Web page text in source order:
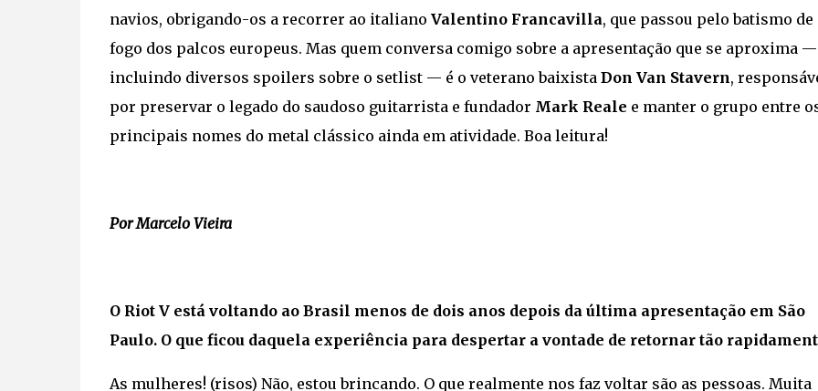
navios, obrigando-os a recorrer ao italiano Valentino Francavilla, que passou pelo batismo de
fogo dos palcos europeus. Mas quem conversa comigo sobre a apresentação que se aproxima —
incluindo diversos spoilers sobre o setlist — é o veterano baixista Don Van Stavern,
por preservar o legado do saudoso guitarrista e fundador Mark Reale e manter o grupo entre
principais nomes do metal clássico ainda em atividade. Boa leitura!
Por Marcelo Vieira
O Riot V está voltando ao Brasil menos de dois anos depois da última apresentação em São
Paulo. O que ficou daquela experiência para despertar a vontade de retornar tão
As mulheres! (risos) Não, estou brincando. O que realmente nos faz voltar são as pessoas. Muita